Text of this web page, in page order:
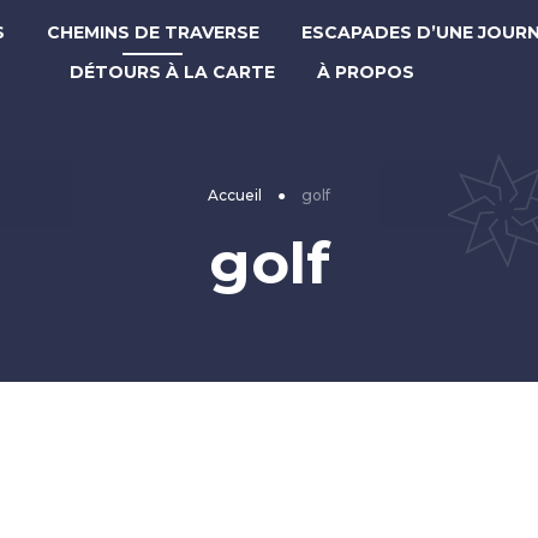
CHEMINS DE TRAVERSE
ESCAPADES D’UNE
DÉTOURS À LA CARTE
À PROPOS
Accueil ● golf
golf